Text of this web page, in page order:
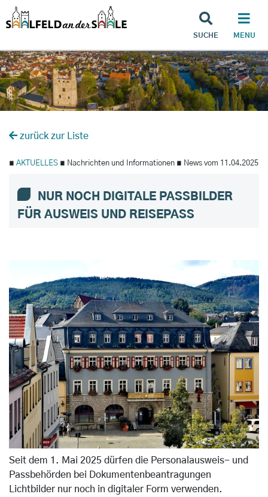
SUCHE MENU
zurück zur Liste
∎ AKTUELLES ∎ Nachrichten und Informationen ∎ News vom 11.04.2025
NUR NOCH DIGITALE PASSBILDER
FÜR AUSWEIS UND REISEPASS
Seit dem 1. Mai 2025 dürfen die Personalausweis- und
Passbehörden bei Dokumentenbeantragungen
Lichtbilder nur noch in digitaler Form verwenden.